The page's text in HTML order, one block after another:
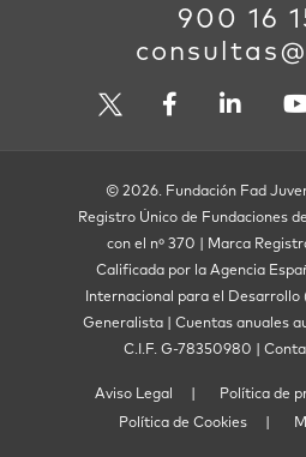
900 16
© 2026. Fundación Fad
Registro Único de Fundaciones
con el nº 370 | Marca
Calificada por la Agencia
Internacional para el
Generalista | Cuentas anuales
C.I.F. G-78350980 |
Aviso Legal
Política de
Política de Cookies